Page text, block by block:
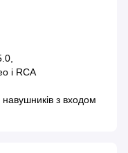
і RCA
з входом